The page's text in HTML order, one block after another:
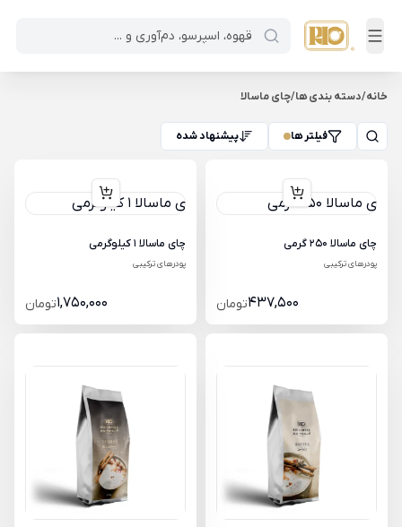
خانه/دسته بندی ها/چای ماسالا
فیلتر ها پیشنهاد شده
چای ماسالا 250 گرمی
پودرهای ترکیبی
437,500تومان
چای ماسالا 1 کیلوگرمی
پودرهای ترکیبی
1,750,000تومان